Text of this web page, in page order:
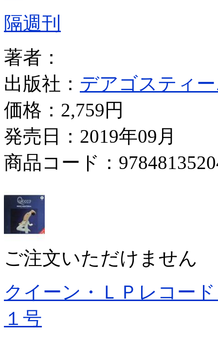
隔週刊
著者：
出版社： デアゴスティ
価格： 2,759円
発売日：2019年09月
商品コード：
ご注文いただけません
クイーン・ＬＰレコー
１号